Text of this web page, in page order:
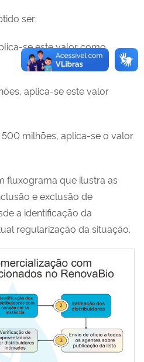
ser:
se este valor como
aplica-se este valor
500 milhões, aplica-se o valor
fluxograma que ilustra as
e exclusão de
a identificação da
regularização da situação.